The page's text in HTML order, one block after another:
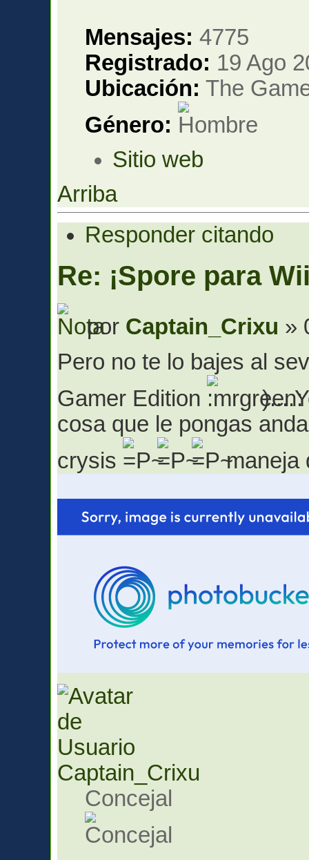
Mensajes: 4775
Registrado: 19 Ago
Ubicación: The
Género:
Sitio web
Arriba
Responder citando
Re: ¡Spore para
por Captain_Crixu »
Pero no te lo bajes al
Gamer Edition
cosa que le pongas
crysis
maneja
Captain_Crixu
Concejal